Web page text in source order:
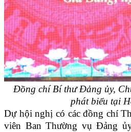
Đồng chí Bí thư Đảng ủy,
phát biểu tại
Dự hội nghị có các đồng chí
viên Ban Thường vụ Đảng